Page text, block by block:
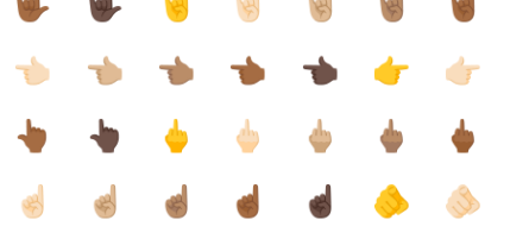
👈🏻 👈🏼 👈🏽 👈🏾 👈🏿 👉 👉🏻
👆🏾 👆🏿 🖕 🖕🏻 🖕🏼 🖕🏽 🖕🏾
☝🏻 ☝🏼 ☝🏽 ☝🏾 ☝🏿 🫵 🫵🏻